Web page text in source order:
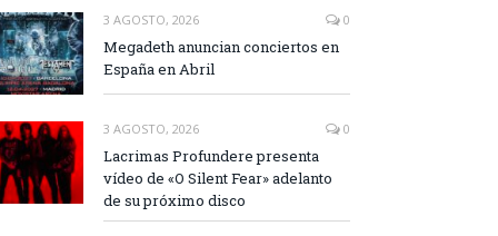
3 AGOSTO, 2026 0
Megadeth anuncian conciertos en
España en Abril
3 AGOSTO, 2026 0
Lacrimas Profundere presenta
vídeo de «O Silent Fear» adelanto
de su próximo disco